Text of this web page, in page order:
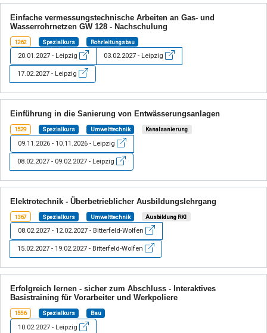
Einfache vermessungstechnische Arbeiten an Gas- und
Wasserrohrnetzen GW 128 - Nachschulung
1262 Spezialkurs Rohrleitungsbau
20.01.2027 - Leipzig 03.02.2027 - Leipzig
17.02.2027 - Leipzig
Einführung in die Sanierung von Entwässerungsanlagen
1529 Spezialkurs Umwelttechnik Kanalsanierung
09.11.2026 - 10.11.2026 - Leipzig
08.02.2027 - 09.02.2027 - Leipzig
Elektrotechnik - Überbetrieblicher Ausbildungslehrgang
1367 Spezialkurs Umwelttechnik Ausbildung RKI
08.02.2027 - 12.02.2027 - Bitterfeld-Wolfen
15.02.2027 - 19.02.2027 - Bitterfeld-Wolfen
Erfolgreich lernen - sicher zum Abschluss - Interaktives
Basistraining für Vorarbeiter und Werkpoliere
1556 Spezialkurs Bau
10.02.2027 - Leipzig